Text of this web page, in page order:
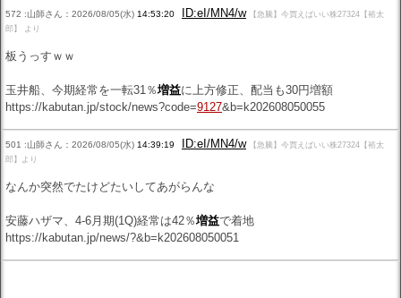
572 :山師さん：2026/08/05(水) 14:53:20 ID:eI/MN4/w
【急騰】今買えばいい株27324【裕太
郎】 より
板うっすｗｗ
玉井船、今期経常を一転31％増益に上方修正、配当も30円増額
https://kabutan.jp/stock/news?code=9127&b=k202608050055
501 :山師さん：2026/08/05(水) 14:39:19 ID:eI/MN4/w
【急騰】今買えばいい株27324【裕太
郎】より
なんか突然でたけどたいしてあがらんな
安藤ハザマ、4-6月期(1Q)経常は42％増益で着地
https://kabutan.jp/news/?&b=k202608050051